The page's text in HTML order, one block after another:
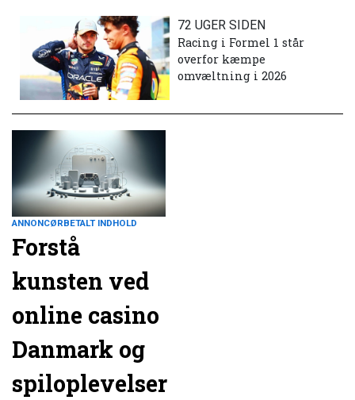
72 UGER SIDEN
Racing i Formel 1 står
overfor kæmpe
omvæltning i 2026
ANNONCØRBETALT INDHOLD
Forstå
kunsten ved
online casino
Danmark og
spiloplevelser